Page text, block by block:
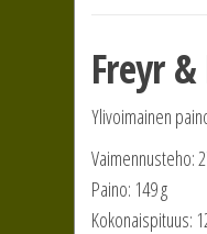
Freyr
Ylivoimainen
Vaimennusteho:
Paino: 149 g
Kokonaispituus: